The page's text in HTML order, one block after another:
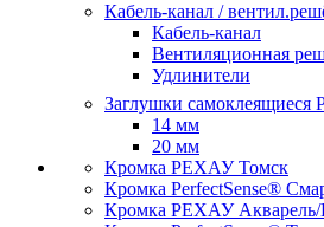
Кабель-канал /
Кабель-канал
Вентиляционная
Удлинители
Заглушки
14 мм
20 мм
Кромка PЕХАУ Томск
Кромка PerfectSense®
Кромка PЕХАУ Акварель/